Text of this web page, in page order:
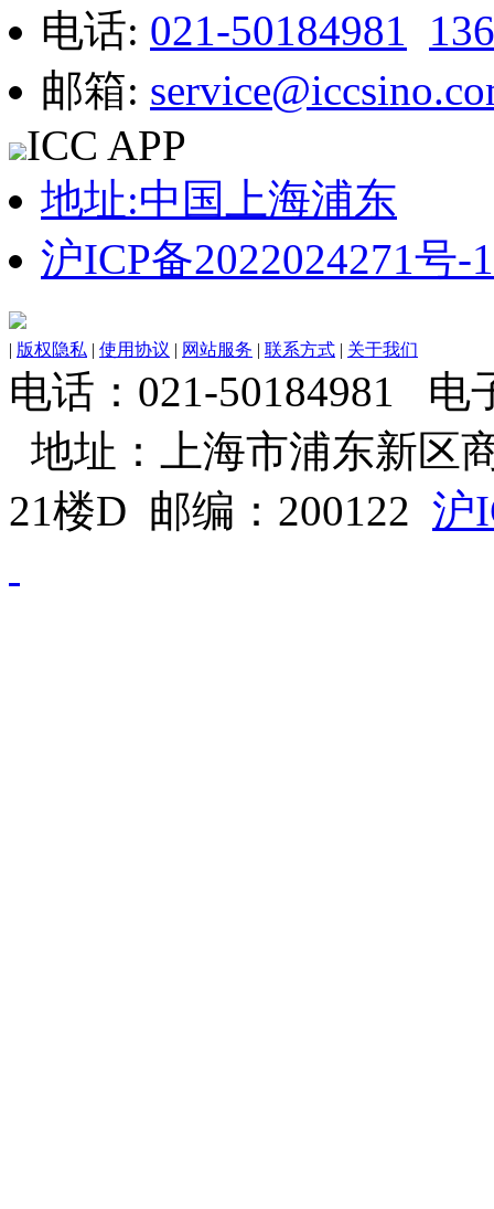
电话: 021-50184981
邮箱:
ICC APP
地址:中国上海浦东
沪ICP备2022024271号-1
| 版权隐私 | 使用协议 | 网站服务 | 联系方式 | 关于我们
电话：021-50184981 电
地址：上海市浦东新区
21楼D 邮编：200122 沪